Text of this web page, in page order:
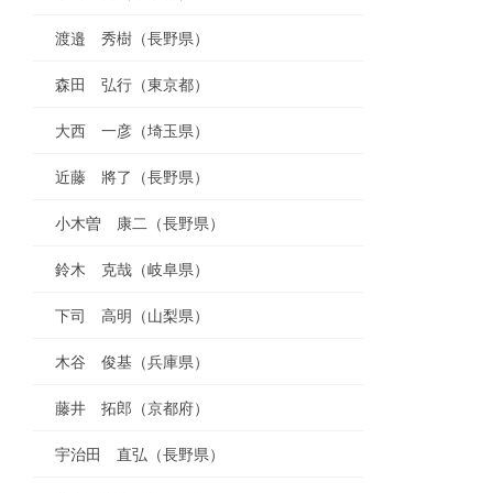
渡邉 秀樹（長野県）
森田 弘行（東京都）
大西 一彦（埼玉県）
近藤 將了（長野県）
小木曽 康二（長野県）
鈴木 克哉（岐阜県）
下司 高明（山梨県）
木谷 俊基（兵庫県）
藤井 拓郎（京都府）
宇治田 直弘（長野県）